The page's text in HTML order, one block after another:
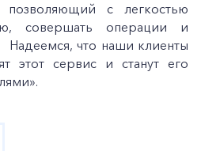
позволяющий с легкостью
совершать операции и
Надеемся, что наши клиенты
этот сервис и станут его